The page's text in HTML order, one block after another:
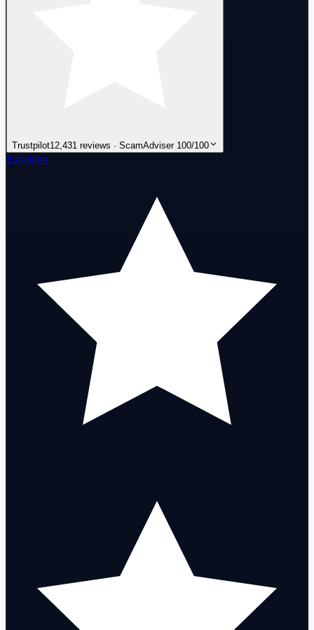
Trustpilot12,431 reviews · ScamAdviser 100/100
Excellent